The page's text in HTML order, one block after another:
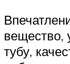
вещество,
тубу,